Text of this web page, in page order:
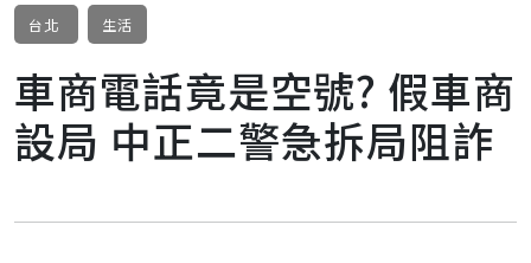
台北 生活
車商電話竟是空號? 假車商
設局 中正二警急拆局阻詐